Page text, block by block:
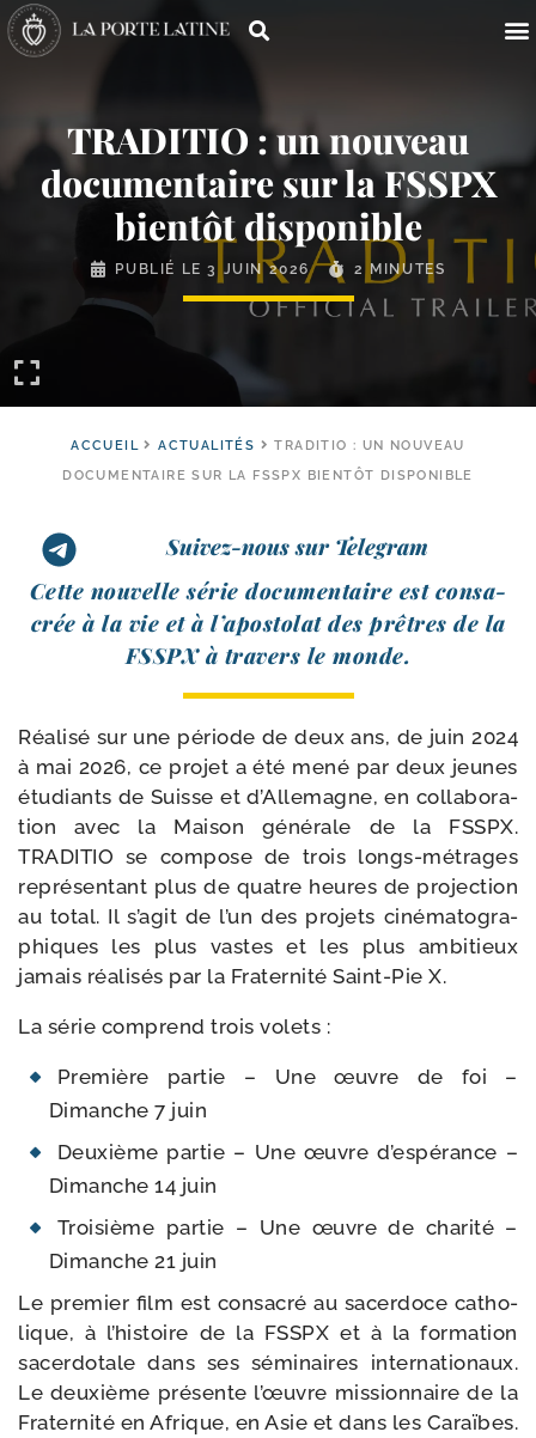
TRADITIO : un nouveau
documentaire sur la FSSPX
bientôt disponible
PUBLIÉ LE3 JUIN 2026 2 MINUTES
ACCUEIL ACTUALITÉS
TRADITIO : UN NOUVEAU
DOCUMENTAIRE SUR LA FSSPX BIENTÔT DISPONIBLE
Suivez-nous sur Telegram
Cette nou­velle série docu­men­taire est consa­
crée à la vie et à l’apostolat des prêtres de la
FSSPX à tra­vers le monde.
Réalisé sur une période de deux ans, de juin 2024
à mai 2026, ce pro­jet a été mené par deux jeunes
étu­diants de Suisse et d’Allemagne, en col­la­bo­ra­
tion avec la Maison géné­rale de la FSSPX.
TRADITIO se com­pose de trois longs-​métrages
repré­sen­tant plus de quatre heures de pro­jec­tion
au total. Il s’agit de l’un des pro­jets ciné­ma­to­gra­
phiques les plus vastes et les plus ambi­tieux
jamais réa­li­sés par la Fraternité Saint-​Pie X.
La série com­prend trois volets :
Première par­tie – Une œuvre de foi –
Dimanche 7 juin
Deuxième par­tie – Une œuvre d’espérance –
Dimanche 14 juin
Troisième par­tie – Une œuvre de cha­ri­té –
Dimanche 21 juin
Le pre­mier film est consa­cré au sacer­doce catho­
lique, à l’histoire de la FSSPX et à la for­ma­tion
sacer­do­tale dans ses sémi­naires inter­na­tio­naux.
Le deuxième pré­sente l’œuvre mis­sion­naire de la
Fraternité en Afrique, en Asie et dans les Caraïbes.